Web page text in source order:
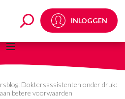
INLOGGEN
Doktersassistenten onder druk:
betere voorwaarden